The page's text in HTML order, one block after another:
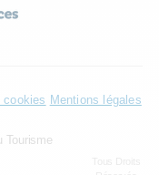
cookies Mentions légales
Tourisme